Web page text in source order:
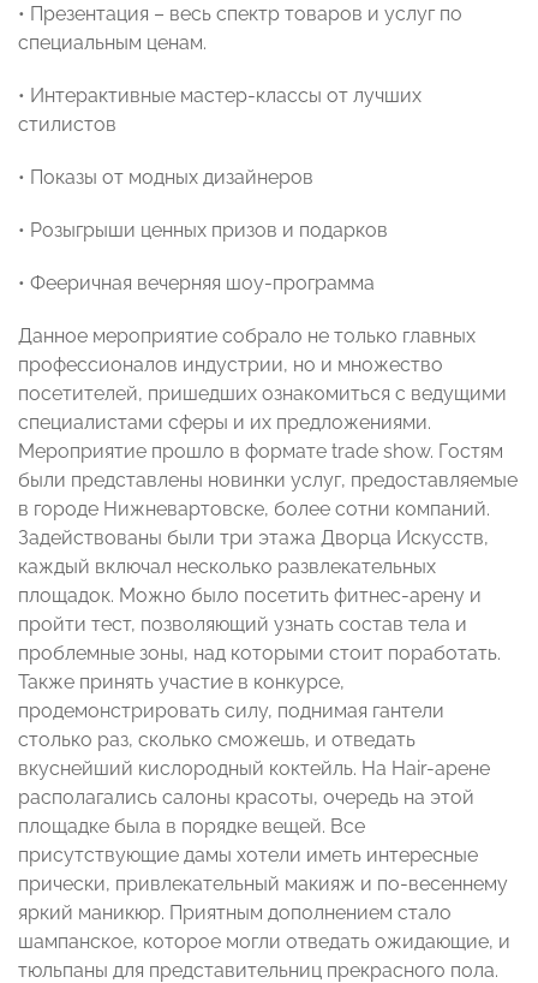
• Презентация – весь спектр товаров и услуг по
специальным ценам.
• Интерактивные мастер-классы от лучших
стилистов
• Показы от модных дизайнеров
• Розыгрыши ценных призов и подарков
• Фееричная вечерняя шоу-программа
Данное мероприятие собрало не только главных
профессионалов индустрии, но и множество
посетителей, пришедших ознакомиться с ведущими
специалистами сферы и их предложениями.
Мероприятие прошло в формате trade show. Гостям
были представлены новинки услуг, предоставляемые
в городе Нижневартовске, более сотни компаний.
Задействованы были три этажа Дворца Искусств,
каждый включал несколько развлекательных
площадок. Можно было посетить фитнес-арену и
пройти тест, позволяющий узнать состав тела и
проблемные зоны, над которыми стоит поработать.
Также принять участие в конкурсе,
продемонстрировать силу, поднимая гантели
столько раз, сколько сможешь, и отведать
вкуснейший кислородный коктейль. На Hair-арене
располагались салоны красоты, очередь на этой
площадке была в порядке вещей. Все
присутствующие дамы хотели иметь интересные
прически, привлекательный макияж и по-весеннему
яркий маникюр. Приятным дополнением стало
шампанское, которое могли отведать ожидающие, и
тюльпаны для представительниц прекрасного пола.